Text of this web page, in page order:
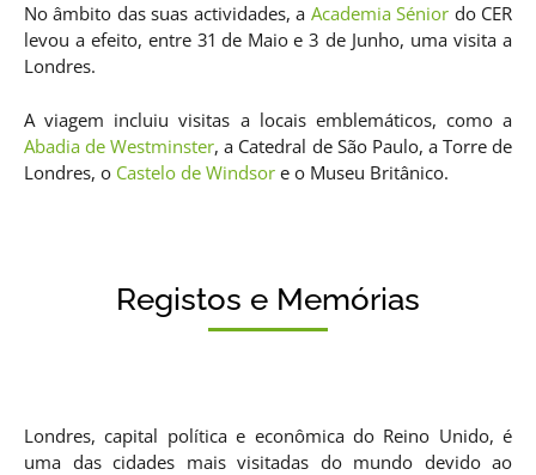
No âmbito das suas actividades, a Academia Sénior do CER
levou a efeito, entre 31 de Maio e 3 de Junho, uma visita a
Londres.
A viagem incluiu visitas a locais emblemáticos, como a
Abadia de Westminster, a Catedral de São Paulo, a Torre de
Londres, o Castelo de Windsor e o Museu Britânico.
Registos e Memórias
Londres, capital política e econômica do Reino Unido, é
uma das cidades mais visitadas do mundo devido ao